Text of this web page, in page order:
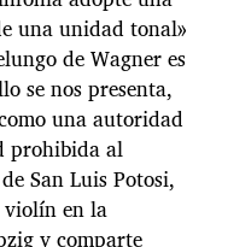
una unidad tonal»
de Wagner es
se nos presenta,
una autoridad
prohibida al
San Luis Potosi,
violín en la
y comparte